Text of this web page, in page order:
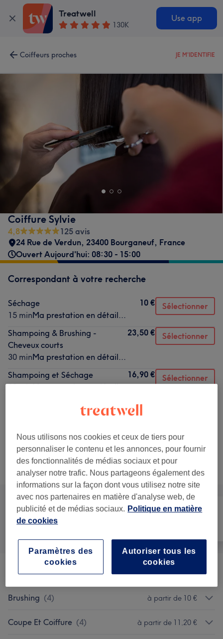
Treatwell
130K
Use app
Coiffeurs proches JE M'IDENTIFIE
Coiffure Sylvie
4,8
125 avis
24 Rue de Verdun, 23400 Bourganeuf, France
Ouvert Aujourd'hui: 08:30 - 15:00
Correspondant à votre recherche
Séchage
15 minMa prestation en détail...
10 € Sélectionner
Shampoing & Brushing -
Cheveux courts
30 minMa prestation en détail...
23,50 € Sélectionner
Shampoing et Séchage
30 minMa prestation en détail...
16,90 € Sélectionner
Shampoing & Brushing -
29,10 €
Ce n'est pas ce que vous recherchiez ?
Recherchez dans notre liste de prestations
Tout
Forfaits (16) à partir de 36,30 €
Brushing (4) à partir de 10 €
Coupe Et Coiffure (4) à partir de 11,20 €
Nous utilisons nos cookies et ceux de tiers pour
personnaliser le contenu et les annonces, pour fournir
des fonctionnalités de médias sociaux et pour
analyser notre trafic. Nous partageons également des
informations sur la façon dont vous utilisez notre site
avec nos partenaires en matière d'analyse web, de
publicité et de médias sociaux. Politique en matière
de cookies
Autoriser tous les
cookies
Paramètres des
cookies